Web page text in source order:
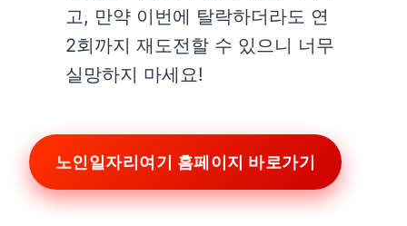
고, 만약 이번에 탈락하더라도 연
2회까지 재도전할 수 있으니 너무
실망하지 마세요!
노인일자리여기 홈페이지 바로가기